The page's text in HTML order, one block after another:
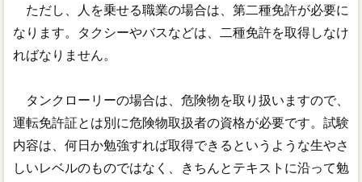
ただし、人を乗せる職業の場合は、第二種免許が必要に
なります。タクシーやバスなどは、二種免許を取得しなけ
ればなりません。
タンクローリーの場合は、危険物を取り扱いますので、
運転免許証とは別に危険物取扱者の資格が必要です。試験
内容は、何日か勉強すれば取得できるというような生やさ
しいレベルのものではなく、きちんとテキストに沿って勉